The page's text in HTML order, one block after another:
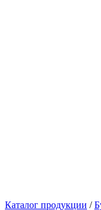
Каталог продукции /